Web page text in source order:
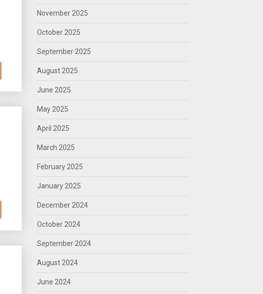
November 2025
October 2025
September 2025
August 2025
June 2025
May 2025
April 2025
March 2025
February 2025
January 2025
December 2024
October 2024
September 2024
August 2024
June 2024